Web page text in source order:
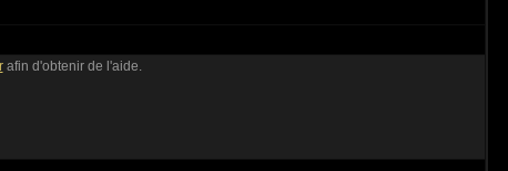
afin d'obtenir de l'aide.